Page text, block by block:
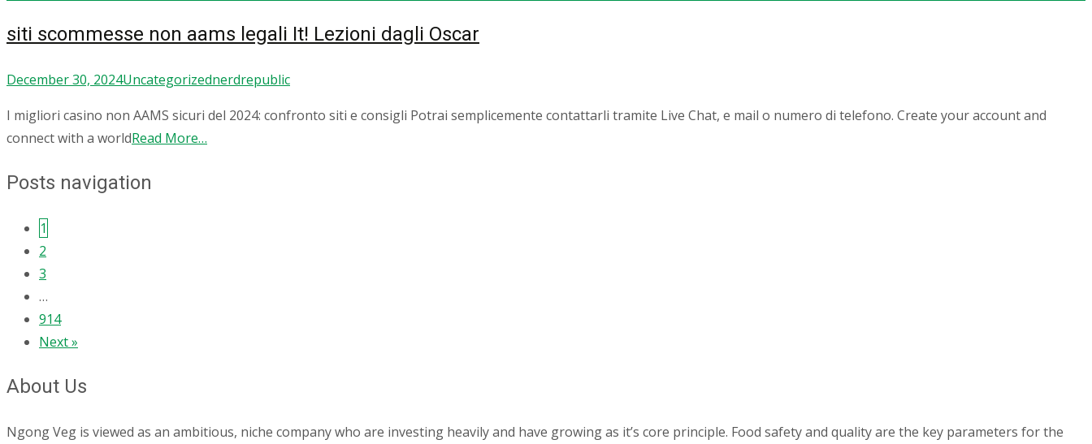
siti scommesse non aams legali It! Lezioni dagli Oscar
December 30, 2024Uncategorizednerdrepublic
I migliori casino non AAMS sicuri del 2024: confronto siti e consigli Potrai semplicemente contattarli tramite Live Chat, e mail o numero di telefono. Create your account and
connect with a worldRead More…
Posts navigation
1
2
3
…
914
Next »
About Us
Ngong Veg is viewed as an ambitious, niche company who are investing heavily and have growing as it’s core principle. Food safety and quality are the key parameters for the